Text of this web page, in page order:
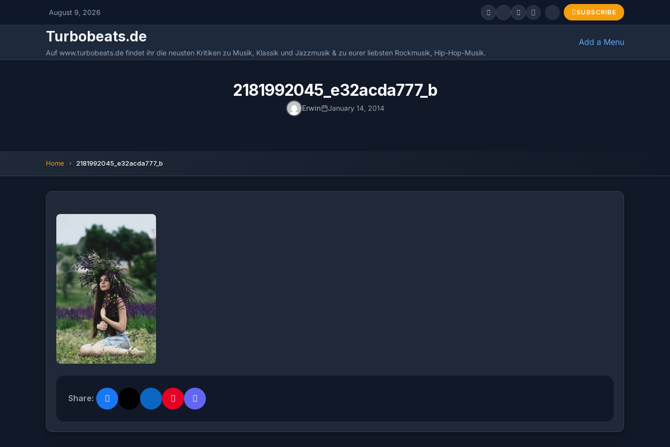
August 9, 2026 SUBSCRIBE
Turbobeats.de
Auf www.turbobeats.de findet ihr die neusten Kritiken zu Musik, Klassik und Jazzmusik & zu eurer liebsten Rockmusik, Hip-Hop-Musik.
Add a Menu
2181992045_e32acda777_b
Erwin January 14, 2014
Home 2181992045_e32acda777_b
Share: